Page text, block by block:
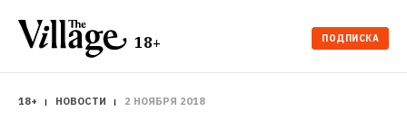
18+ ПОДПИСКА
18+ НОВОСТИ 2 НОЯБРЯ 2018